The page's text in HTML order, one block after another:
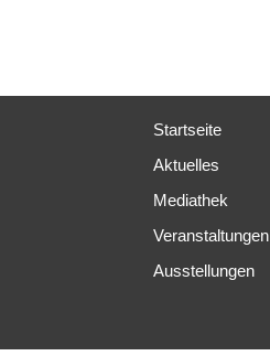
Startseite
Aktuelles
Mediathek
Veranstaltungen
Ausstellungen